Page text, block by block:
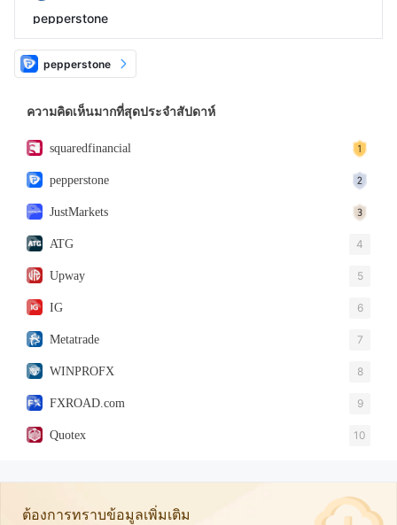
pepperstone
pepperstone
ความคิดเห็นมากที่สุดประจำสัปดาห์
squaredfinancial
pepperstone
JustMarkets
ATG 4
Upway 5
IG 6
Metatrade 7
WINPROFX 8
FXROAD.com 9
Quotex 10
ต้องการทราบข้อมูลเพิ่มเติม